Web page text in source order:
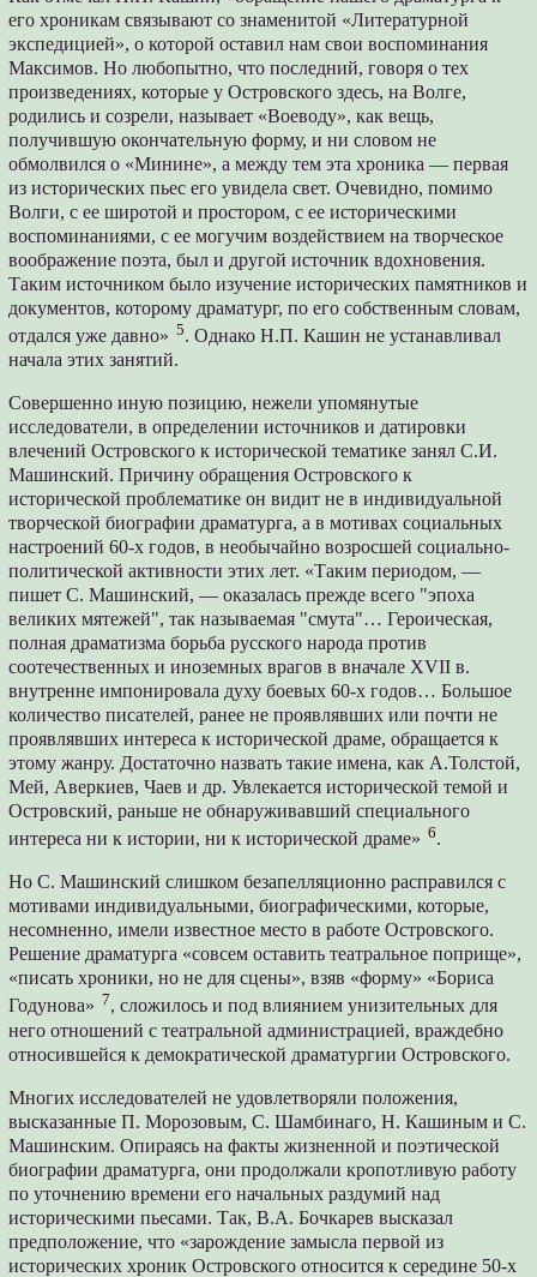
его хроникам связывают со знаменитой «Литературной
экспедицией», о которой оставил нам свои воспоминания
Максимов. Но любопытно, что последний, говоря о тех
произведениях, которые у Островского здесь, на Волге,
родились и созрели, называет «Воеводу», как вещь,
получившую окончательную форму, и ни словом не
обмолвился о «Минине», а между тем эта хроника — первая
из исторических пьес его увидела свет. Очевидно, помимо
Волги, с ее широтой и простором, с ее историческими
воспоминаниями, с ее могучим воздействием на творческое
воображение поэта, был и другой источник вдохновения.
Таким источником было изучение исторических памятников и
документов, которому драматург, по его собственным словам,
отдался уже давно» 5. Однако Н.П. Кашин не устанавливал
начала этих занятий.
Совершенно иную позицию, нежели упомянутые
исследователи, в определении источников и датировки
влечений Островского к исторической тематике занял С.И.
Машинский. Причину обращения Островского к
исторической проблематике он видит не в индивидуальной
творческой биографии драматурга, а в мотивах социальных
настроений 60-х годов, в необычайно возросшей социально-
политической активности этих лет. «Таким периодом, —
пишет С. Машинский, — оказалась прежде всего "эпоха
великих мятежей", так называемая "смута"… Героическая,
полная драматизма борьба русского народа против
соотечественных и иноземных врагов в вначале XVII в.
внутренне импонировала духу боевых 60-х годов… Большое
количество писателей, ранее не проявлявших или почти не
проявлявших интереса к исторической драме, обращается к
этому жанру. Достаточно назвать такие имена, как А.Толстой,
Мей, Аверкиев, Чаев и др. Увлекается исторической темой и
Островский, раньше не обнаруживавший специального
интереса ни к истории, ни к исторической драме» 6.
Но С. Машинский слишком безапелляционно расправился с
мотивами индивидуальными, биографическими, которые,
несомненно, имели известное место в работе Островского.
Решение драматурга «совсем оставить театральное поприще»,
«писать хроники, но не для сцены», взяв «форму» «Бориса
Годунова» 7, сложилось и под влиянием унизительных для
него отношений с театральной администрацией, враждебно
относившейся к демократической драматургии Островского.
Многих исследователей не удовлетворяли положения,
высказанные П. Морозовым, С. Шамбинаго, Н. Кашиным и С.
Машинским. Опираясь на факты жизненной и поэтической
биографии драматурга, они продолжали кропотливую работу
по уточнению времени его начальных раздумий над
историческими пьесами. Так, В.А. Бочкарев высказал
предположение, что «зарождение замысла первой из
исторических хроник Островского относится к середине 50-х